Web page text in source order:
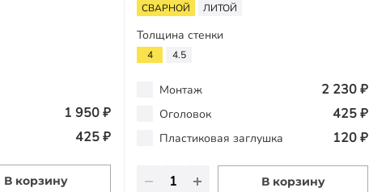
1 950 ₽
425 ₽
В корзину
СВАРНОЙ ЛИТОЙ
Толщина стенки
4 4.5
Монтаж 2 230 ₽
Оголовок 425 ₽
Пластиковая заглушка 120 ₽
В корзину